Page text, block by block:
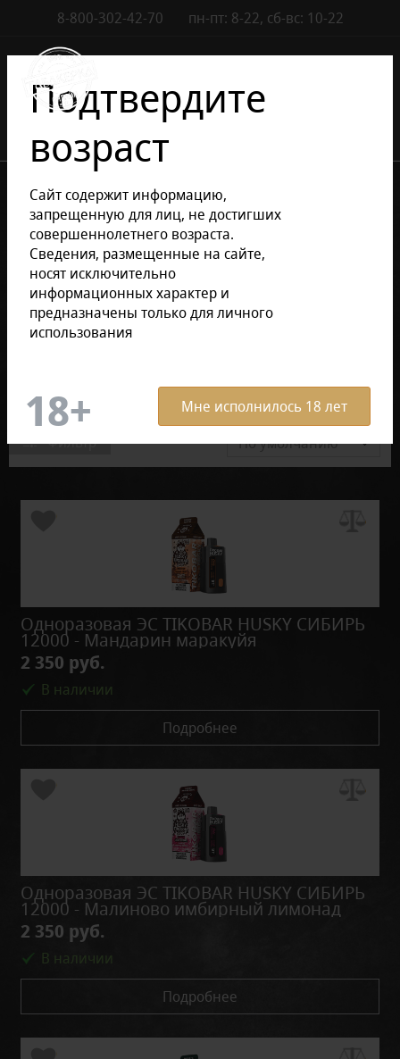
8-800-302-42-70 пн-пт: 8-22, сб-вс: 10-22
Электронные сигареты TIKOBAR •
Электронные сигареты Tikobar HUSKY СИБИРЬ 12000
Уточнить раздел
Подтвердите
возраст
Сайт содержит информацию,
запрещенную для лиц, не достигших
совершеннолетнего возраста.
Сведения, размещенные на сайте,
носят исключительно
информационных характер и
предназначены только для личного
использования
Мне исполнилось 18 лет
Электронные сигареты
Tikobar HUSKY СИБИРЬ 12000
Фильтр По умолчанию
Одноразовая ЭС TIKOBAR HUSKY СИБИРЬ
12000 - Мандарин маракуйя
2 350 руб.
В наличии
Подробнее
Одноразовая ЭС TIKOBAR HUSKY СИБИРЬ
12000 - Малиново имбирный лимонад
2 350 руб.
В наличии
Подробнее